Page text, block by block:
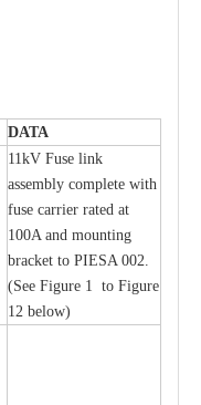
DATA
11kV Fuse link
assembly complete with
fuse carrier rated at
100A and mounting
bracket to PIESA 002.
(See Figure 1 to Figure
12 below)